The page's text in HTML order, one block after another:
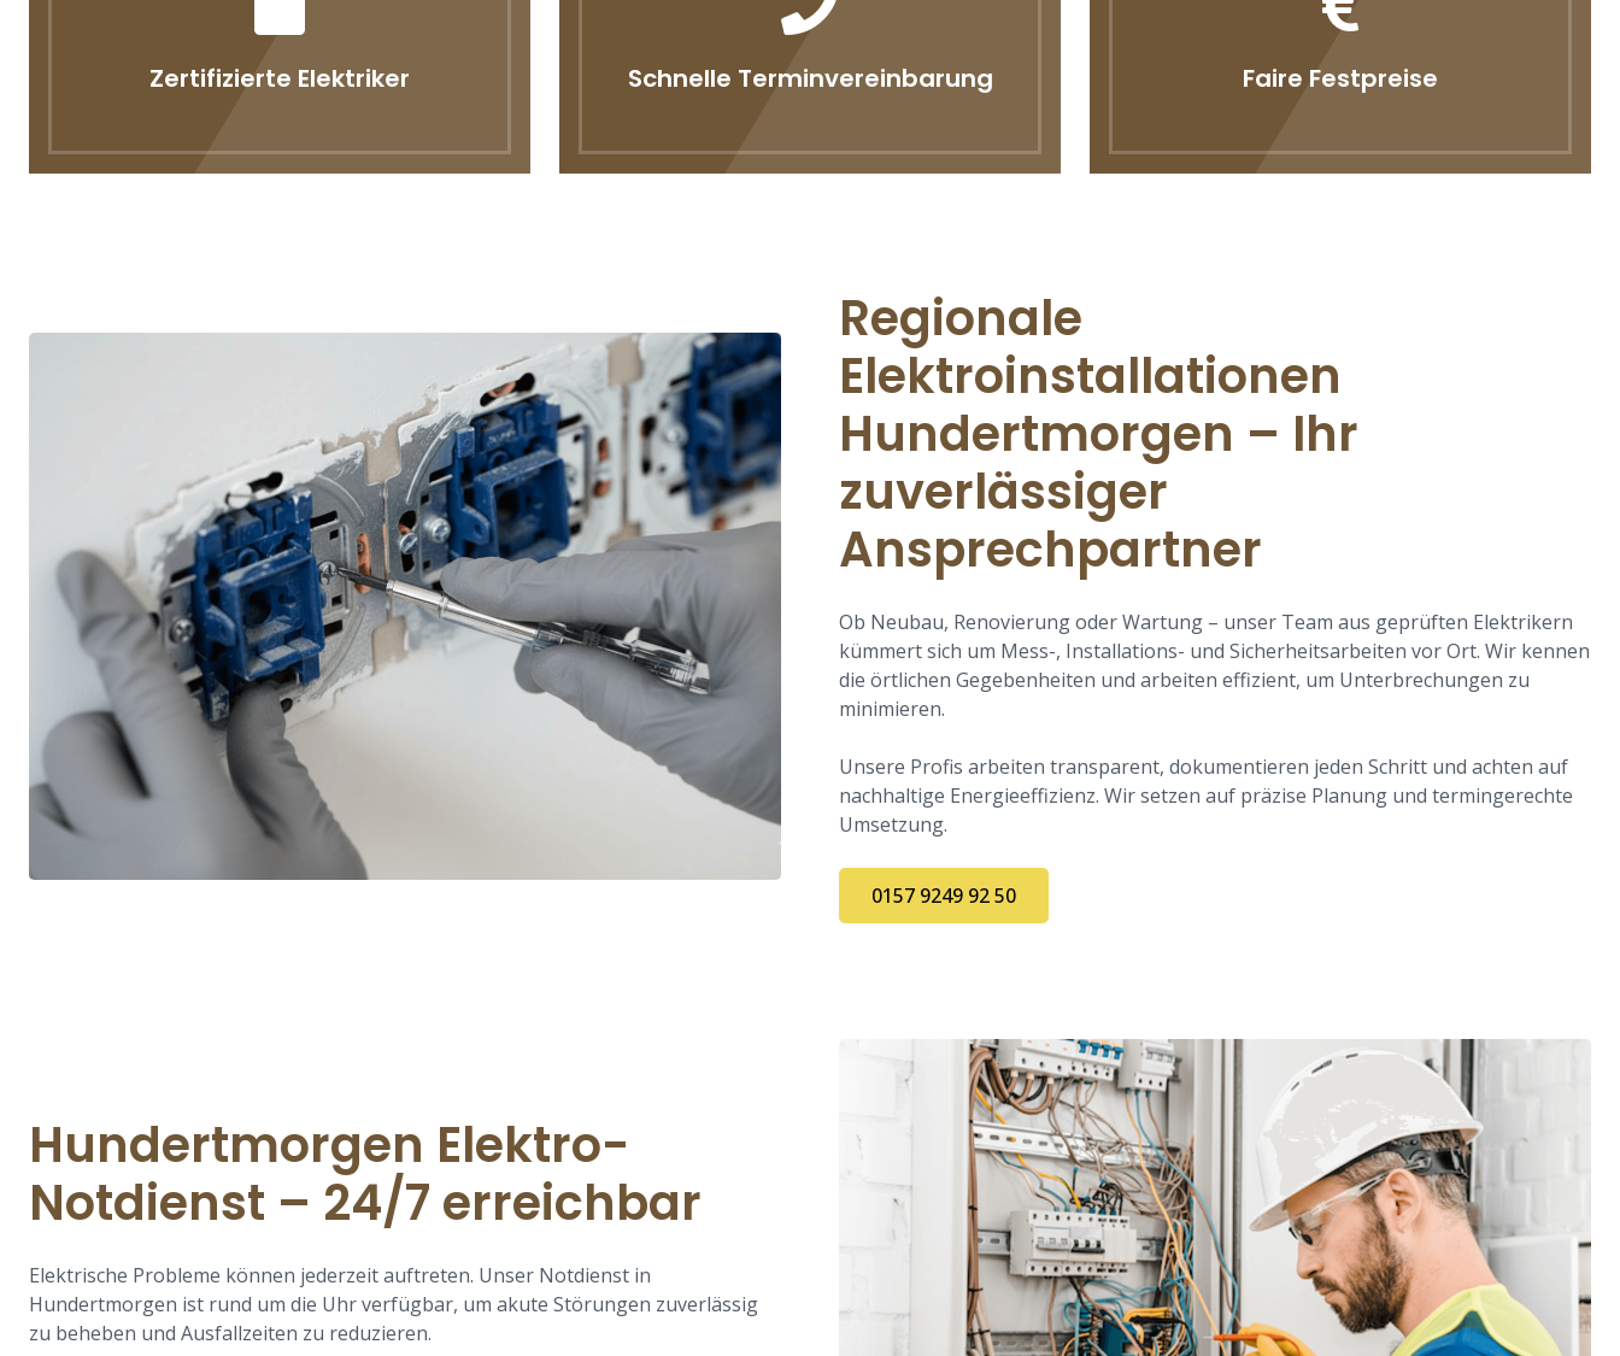
Zertifizierte Elektriker Schnelle Terminvereinbarung Faire Festpreise
Regionale
Elektroinstallationen
Hundertmorgen – Ihr
zuverlässiger
Ansprechpartner
Ob Neubau, Renovierung oder Wartung – unser Team aus geprüften Elektrikern
kümmert sich um Mess-, Installations- und Sicherheitsarbeiten vor Ort. Wir kennen
die örtlichen Gegebenheiten und arbeiten effizient, um Unterbrechungen zu
minimieren.
Unsere Profis arbeiten transparent, dokumentieren jeden Schritt und achten auf
nachhaltige Energieeffizienz. Wir setzen auf präzise Planung und termingerechte
Umsetzung.
0157 9249 92 50
Hundertmorgen Elektro-
Notdienst – 24/7 erreichbar
Elektrische Probleme können jederzeit auftreten. Unser Notdienst in
Hundertmorgen ist rund um die Uhr verfügbar, um akute Störungen zuverlässig
zu beheben und Ausfallzeiten zu reduzieren.